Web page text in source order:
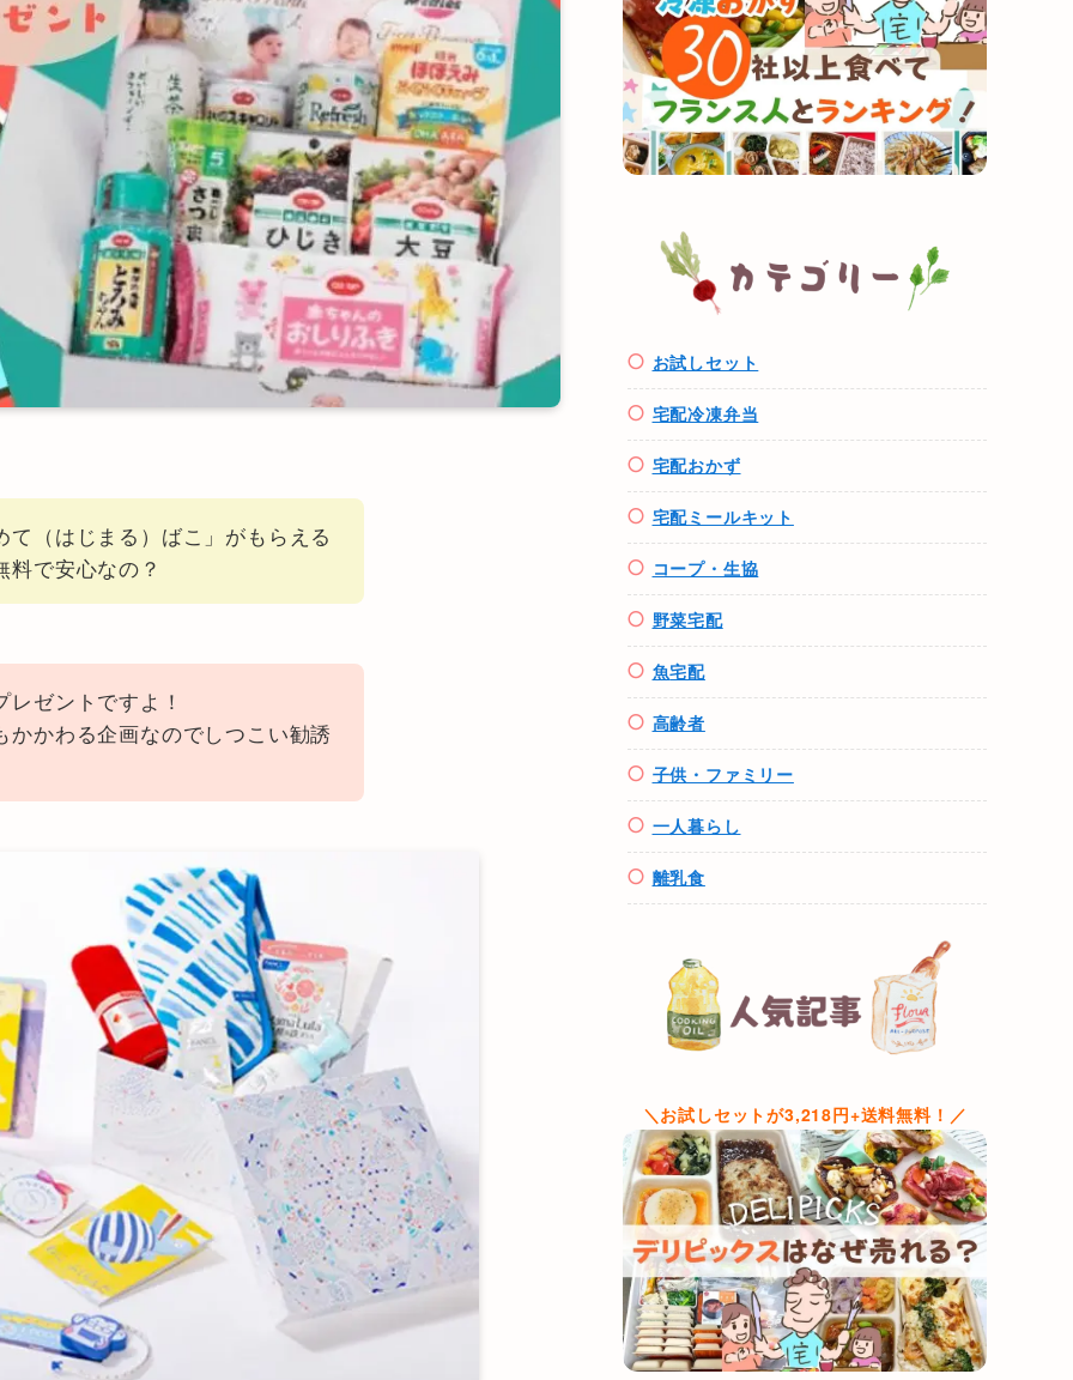
（はじまる）ばこ」がもらえる
で安心なの？
ゼントですよ！
かわる企画なのでしつこい勧誘
お試しセット
宅配冷凍弁当
宅配おかず
宅配ミールキット
コープ・生協
野菜宅配
魚宅配
高齢者
子供・ファミリー
一人暮らし
離乳食
＼お試しセットが3,218円+送料無料！／